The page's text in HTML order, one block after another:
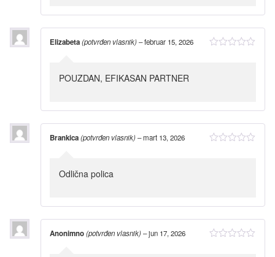
Elizabeta(potvrđen vlasnik)–februar 15, 2026
POUZDAN, EFIKASAN PARTNER
Brankica(potvrđen vlasnik)–mart 13, 2026
Odlična polica
Anonimno(potvrđen vlasnik)–jun 17, 2026